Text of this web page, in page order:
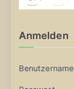
Anmelden
Benutzername